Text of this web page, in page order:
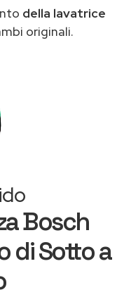
della lavatrice
originali.
Bosch
di Sotto a